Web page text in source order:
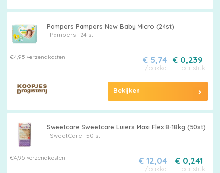
Pampers Pampers New Baby Micro (24st)
Pampers 24 st
€4,95 verzendkosten € 0,239
per stuk
€ 5,74
/pakket
Bekijken
Sweetcare Sweetcare Luiers Maxi Flex 8-18kg (50st)
SweetCare 50 st
€4,95 verzendkosten € 0,241
per stuk
€ 12,04
/pakket